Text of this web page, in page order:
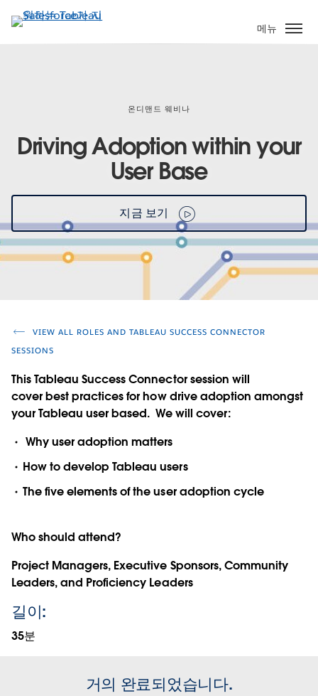
요
메뉴
온디맨드 웨비나
Driving Adoption within your
User Base
지금 보기
VIEW ALL ROLES AND TABLEAU SUCCESS CONNECTOR
SESSIONS
This Tableau Success Connector session will
cover best practices for how drive adoption amongst
your Tableau user based. We will cover:
Why user adoption matters
How to develop Tableau users
The five elements of the user adoption cycle
Who should attend?
Project Managers, Executive Sponsors, Community
Leaders, and Proficiency Leaders
길이:
35분
거의 완료되었습니다.